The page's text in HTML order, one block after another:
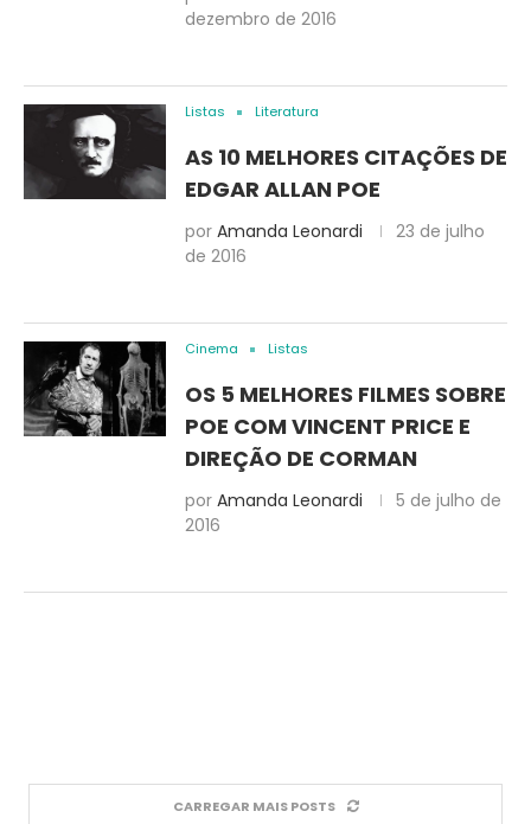
dezembro de 2016
Listas Literatura
AS 10 MELHORES CITAÇÕES DE
EDGAR ALLAN POE
por Amanda Leonardi
23 de julho
de 2016
Cinema Listas
OS 5 MELHORES FILMES SOBRE
POE COM VINCENT PRICE E
DIREÇÃO DE CORMAN
por Amanda Leonardi
5 de julho de
2016
CARREGAR MAIS POSTS